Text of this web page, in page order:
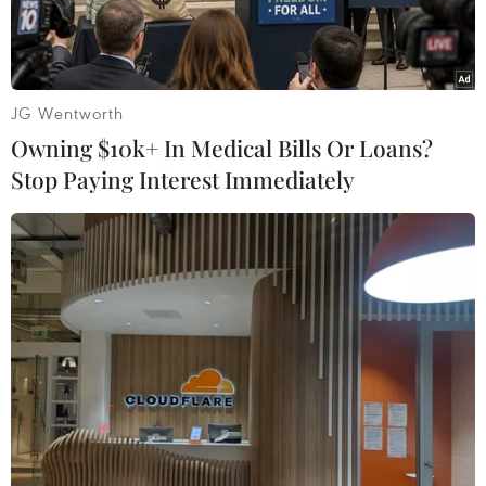
Một cửa hàng của T-Mobile. (Nguồn: nytimes.com)
Thương vụ bạc tỷ giữa Sprint và T-Mobile, hai
"ông trùm" trong ngành viễn thông Mỹ, đang
đứng trước nguy cơ bị chặn đứng sau khi một
nhóm tiểu bang, dẫn đầu là hai bang New York
JG Wentworth
Owning $10k+ In Medical Bills Or Loans?
Stop Paying Interest Immediately